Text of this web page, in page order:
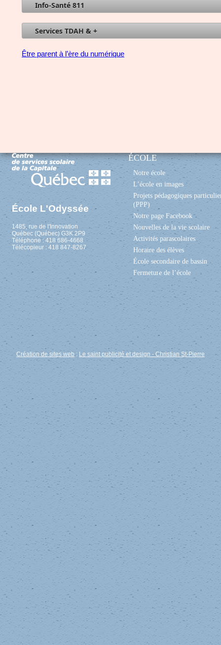
Info-Santé 811
Services TDAH & +
Être parent à l’ère du numérique
École L'Odyssée
1485, rue de l'Innovation
Québec (Québec) G3K 2P9
Téléphone : 418 686-4668
Télécopieur : 418 847-8267
ÉCOLE
Notre école
L’école en images
Projets pédagogiques
(PPP)
Notre page Facebook
Nouvelles de la vie scolaire
Activités parascolaires
Horaire des élèves
École secondaire de bassin
Fermeture de l’école
Création de sites web : Le saint publicité et design - Christian St-Pierre